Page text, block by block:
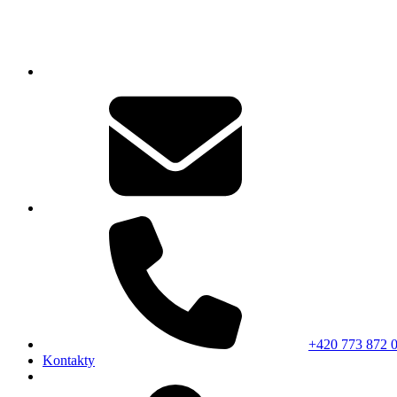
+420 773 872
Kontakty